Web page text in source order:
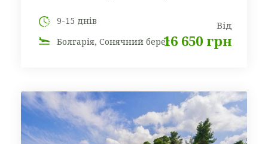
Від
16 650 грн
9-15 днів
Болгарія, Сонячний берег